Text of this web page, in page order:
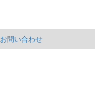
お問い合わせ